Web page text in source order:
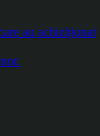
au achiziționat